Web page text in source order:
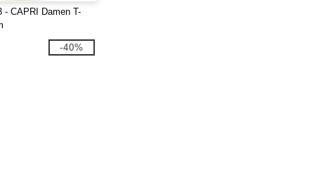
- CAPRI Damen T-
-40%